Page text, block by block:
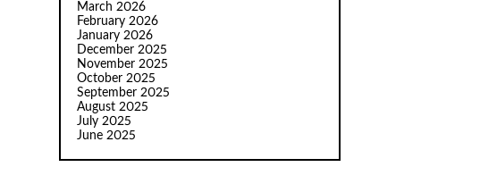
March 2026
February 2026
January 2026
December 2025
November 2025
October 2025
September 2025
August 2025
July 2025
June 2025